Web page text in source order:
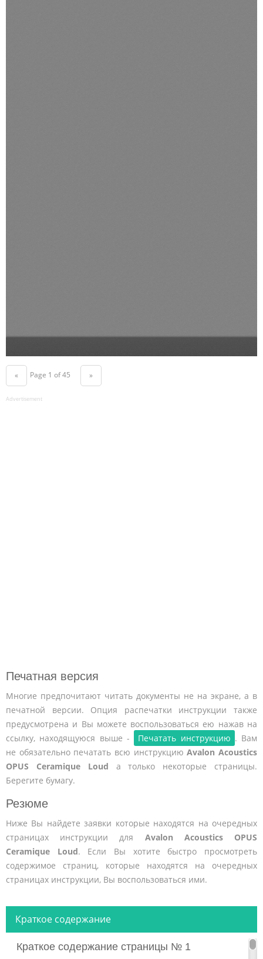
« Page 1 of 45 »
Advertisement
Печатная версия
Многие предпочитают читать документы не на экране, а в
печатной версии. Опция распечатки инструкции также
предусмотрена и Вы можете воспользоваться ею нажав на
ссылку, находящуюся выше -
Печатать инструкцию . Вам
не обязательно печатать всю инструкциюAvalon Acoustics
OPUS Ceramique Loud а только некоторые страницы.
Берегите бумагу.
Резюме
Ниже Вы найдете заявки которые находятся на очередных
страницах инструкции для Avalon Acoustics OPUS
Ceramique Loud. Если Вы хотите быстро просмотреть
содержимое страниц, которые находятся на очередных
страницах инструкции, Вы воспользоваться ими.
Краткое содержание
Краткое содержание страницы № 1